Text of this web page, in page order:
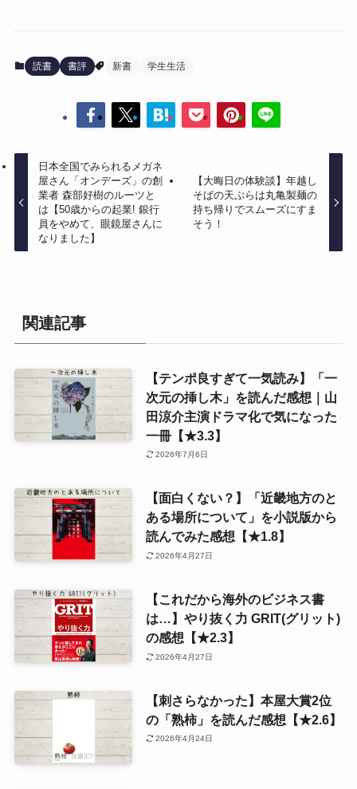
読書 書評 新書 学生生活
日本全国でみられるメガネ
屋さん「オンデーズ」の創
業者 森部好樹のルーツと
は【50歳からの起業! 銀行
員をやめて、眼鏡屋さんに
なりました】
【大晦日の体験談】年越し
そばの天ぷらは丸亀製麺の
持ち帰りでスムーズにすま
そう！
関連記事
【テンポ良すぎて一気読み】「一
次元の挿し木」を読んだ感想｜山
田涼介主演ドラマ化で気になった
一冊【★3.3】
2026年7月6日
【面白くない？】「近畿地方のと
ある場所について」を小説版から
読んでみた感想【★1.8】
2026年4月27日
【これだから海外のビジネス書
は…】やり抜く力 GRIT(グリット)
の感想【★2.3】
2026年4月27日
【刺さらなかった】本屋大賞2位
の「熟柿」を読んだ感想【★2.6】
2026年4月24日